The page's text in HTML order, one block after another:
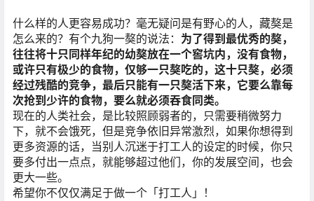
什么样的人更容易成功？毫无疑问是有野心的人，藏獒是
怎么来的？有个九狗一獒的说法： 为了得到最优秀的獒，
往往将十只同样年纪的幼獒放在一个窖坑内，没有食物，
或许只有极少的食物，仅够一只獒吃的，这十只獒，必须
经过残酷的竞争，最后只能有一只獒活下来，它要么靠每
次抢到少许的食物，要么就必须吞食同类。
现在的人类社会，是比较照顾弱者的，只需要稍微努力
下，就不会饿死，但是竞争依旧异常激烈，如果你想得到
更多资源的话，当别人沉迷于打工人的设定的时候，你只
要多付出一点点，就能够超过他们，你的发展空间，也会
更大一些。
希望你不仅仅满足于做一个「打工人」！